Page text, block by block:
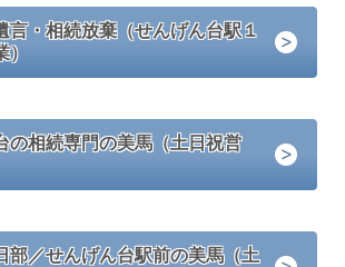
言・相続放棄（せんげん台駅１
の相続専門の美馬（土日祝営
部／せんげん台駅前の美馬（土